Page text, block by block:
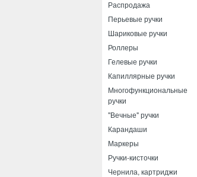
Распродажа
Перьевые ручки
Шариковые ручки
Роллеры
Гелевые ручки
Капиллярные ручки
Многофункциональные
ручки
"Вечные" ручки
Карандаши
Маркеры
Ручки-кисточки
Чернила, картриджи